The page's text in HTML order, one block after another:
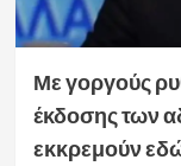
Με γοργούς
έκδοσης των
εκκρεμούν